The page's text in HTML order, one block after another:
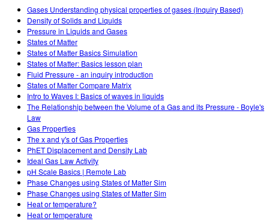
Fizyka
Matematyka i statystyka
Chemia
Ziemia i Kosmos
Biologia
Przetłumaczone
Customizable Sims
About Studio
Customizable Sims
Start a Free Trial
Purchase a License
UCZENIE
Materiały
Udostępnij materiały
Activity Contribution Guidelines
Wirtualne warsztaty
Professional Learning with PhET
Teaching with PhET
BADANIA
INICJATYWY
Projektowanie włączające
PhET globalnie
Data Fluency
DEIB w edukacji STEM
SceneryStack OSE
Raport o wpływie
ZALOGUJ SIĘ / ZAREJESTRUJ SIĘ
ZALOGUJ SIĘ / ZAREJESTRUJ SIĘ
Gases Understanding physical properties of gases (Inquiry Based)
Density of Solids and Liquids
Pressure in Liquids and Gases
States of Matter
States of Matter Basics Simulation
States of Matter: Basics lesson plan
Fluid Pressure - an inquiry introduction
States of Matter Compare Matrix
Intro to Waves I: Basics of waves in liquids
The Relationship between the Volume of a Gas and its Pressure - Boyle's
Law
Gas Properties
The x and y's of Gas Properties
PhET Displacement and Density Lab
Ideal Gas Law Activity
pH Scale Basics | Remote Lab
Phase Changes using States of Matter Sim
Phase Changes using States of Matter Sim
Heat or temperature?
Heat or temperature